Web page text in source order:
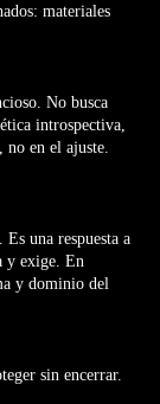
materiales
No busca
introspectiva,
no en el ajuste.
una respuesta a
y exige. En
y dominio del
sin encerrar.